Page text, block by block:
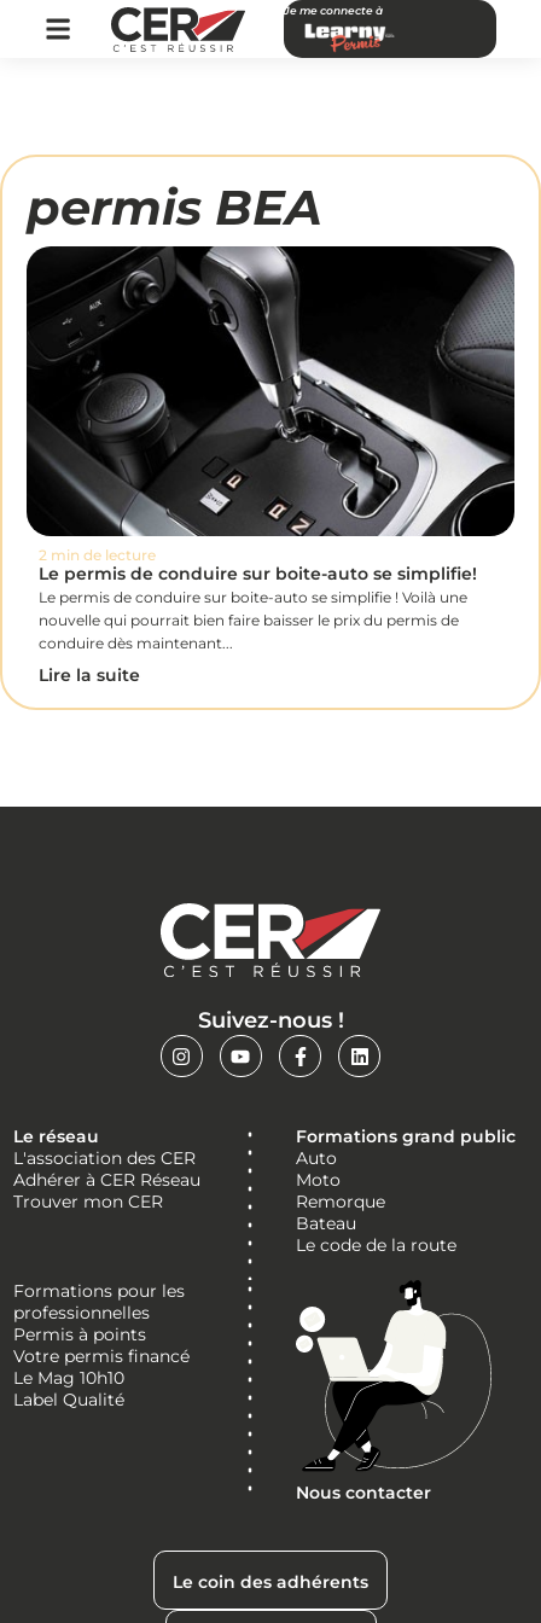
Je me connecte à
permis BEA
2 min de lecture
Le permis de conduire sur boite-auto se simplifie!
Le permis de conduire sur boite-auto se simplifie ! Voilà une
nouvelle qui pourrait bien faire baisser le prix du permis de
conduire dès maintenant...
Lire la suite
Suivez-nous !
Le réseau
L'association des CER
Adhérer à CER Réseau
Trouver mon CER
Formations grand public
Auto
Moto
Remorque
Bateau
Le code de la route
Formations pour les
professionnelles
Permis à points
Votre permis financé
Le Mag 10h10
Label Qualité
Nous contacter
Le coin des adhérents